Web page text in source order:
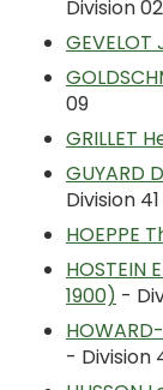
Division 02
09
GRILLET
GUYARD
Division 41
HOEPPE
1900) -
- Division